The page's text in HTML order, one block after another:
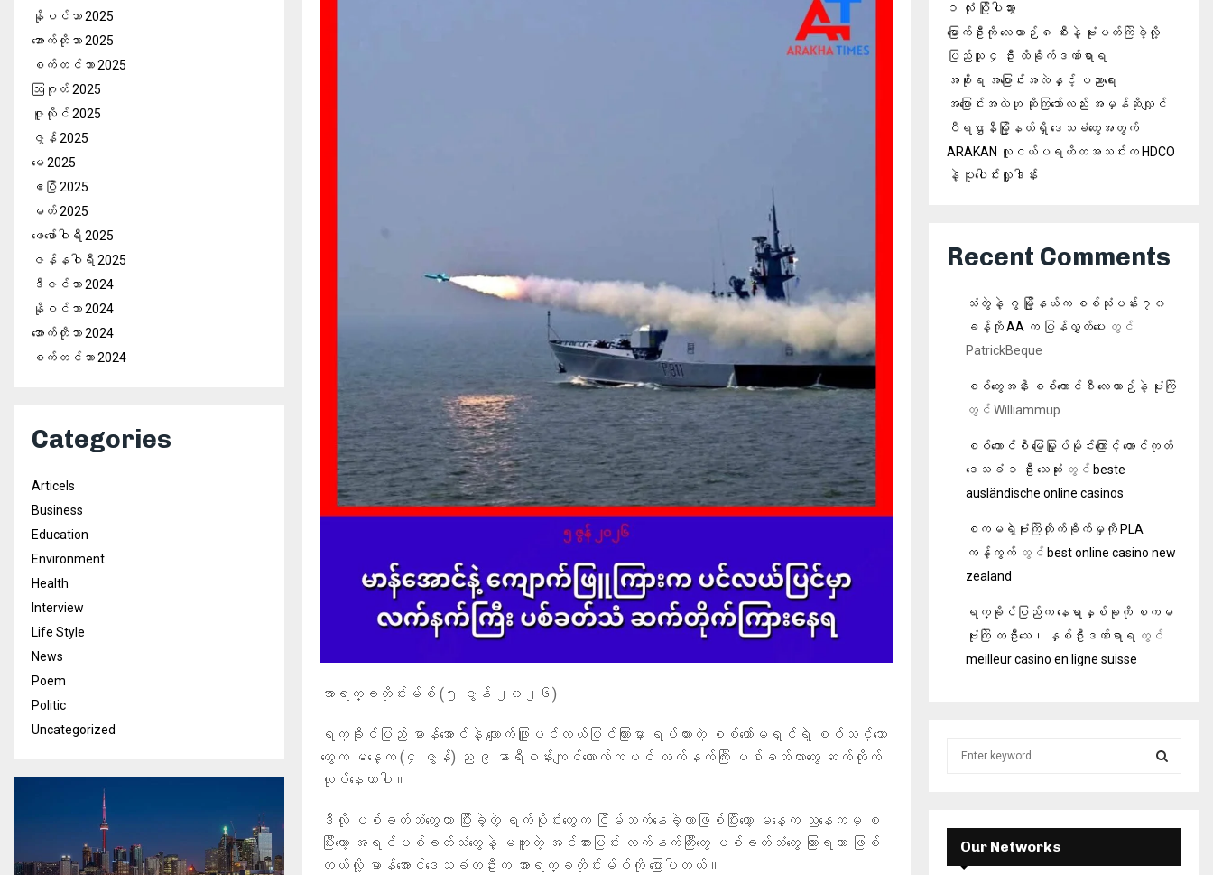
အာရက္ခတိုင်းမ်စ် (၅ ဇွန် ၂၀၂၆)
ရက္ခိုင်ပြည် မာန်အောင်နဲ့ ကျောက်ဖြူပင်လယ်ပြင်ကြားမှာ ရပ်ထားတဲ့ စစ်ကော်မရှင်ရဲ့ စစ်သင်္ဘော
တွေက မနေ့က (၄ ဇွန်) ည ၉ နာရီဝန်းကျင်လောက်ကပင် လက်နက်ကြီး ပစ်ခတ်တာတွေ ဆက်တိုက်
လုပ်နေတာပါ။
ဒီလို ပစ်ခတ်သံတွေဟာ ပြီးခဲ့တဲ့ ရက်ပိုင်းတွေက ငြိမ်သက်နေခဲ့တာဖြစ်ပြီးတော့ မနေ့က ညနေကမှ စ
ပြီးတော့ အရင်ပစ်ခတ်သံတွေနဲ့ မတူတဲ့ အင်အားပြင်း လက်နက်ကြီးတွေ ပစ်ခတ်သံတွေ ကြားရတာ ဖြစ်
တယ်လို့ မာန်အောင်ဒေသခံတဦးက အာရက္ခတိုင်းမ်စ်ကို ပြောပါတယ်။
နိုဝင်ဘာ 2025
အောက်တိုဘာ 2025
စက်တင်ဘာ 2025
ဩဂုတ် 2025
ဇူလိုင် 2025
ဇွန် 2025
မေ 2025
ဧပြီ 2025
မတ် 2025
ဖေ‌ဖော်ဝါရီ 2025
ဇန်နဝါရီ 2025
ဒီဇင်ဘာ 2024
နိုဝင်ဘာ 2024
အောက်တိုဘာ 2024
စက်တင်ဘာ 2024
Categories
Articels
Business
Education
Environment
Health
Interview
Life Style
News
Poem
Politic
Uncategorized
၁ လုံး ပြိုပါသွား
မြောက်ဦးကို လေယာဉ် ၈ စီးနဲ့ ဗုံးပတ်ကြဲခဲ့လို့
ပြည်သူ ၄ ဦး ထိခိုက်ဒဏ်ရာရ
အစိုးရ အပြောင်းအလဲနှင့် ပညာရေး
အပြောင်းအလဲဟု ဆိုကြသော်လည်း အမှန်ဆိုလျှင်
ဝီရဌာနီမြို့နယ်ရှိ‌ ဒေသခံတွေအတွက်
ARAKAN လူငယ်ပရဟိတအသင်းက HDCO
နဲ့ ပူးပေါင်းလှူဒါန်း
Recent Comments
သံတွဲနဲ့ ဂွ မြို့နယ်က စစ်သုံပန်း ၇၀
ခန့်ကို AA က ပြန်လွှတ်ပေး တွင်
PatrickBeque
စစ်တွေအနီး စစ်ကောင်စီ လေယာဉ်နဲ့ ဗုံးကြဲ
တွင် Williammup
စစ်ကောင်စီ မြေမြှုပ်မိုင်းကြောင့် တောင်ကုတ်
ဒေသခံ ၁ ဦး သေဆုံး တွင် beste
ausländische online casinos
စကမရဲ့ဗုံးကြဲတိုက်ခိုက်မှုကို PLA
ကန့်ကွက် တွင် best online casino new
zealand
ရက္ခိုင်ပြည်က နေရာနှစ်ခုကို စကမ
ဗုံးကြဲ တဦးသေ၊ နှစ်ဦးဒဏ်ရာရ တွင်
meilleur casino en ligne suisse
E
A
Our Networks